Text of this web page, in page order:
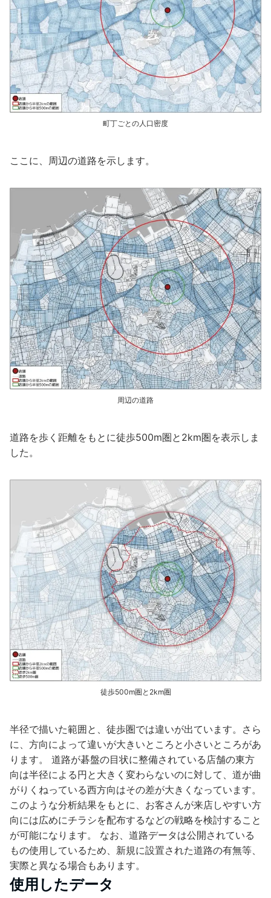
町丁ごとの人口密度
ここに、周辺の道路を示します。
周辺の道路
道路を歩く距離をもとに徒歩500m圏と2km圏を表示しま
した。
徒歩500m圏と2km圏
半径で描いた範囲と、徒歩圏では違いが出ています。さら
に、方向によって違いが大きいところと小さいところがあ
ります。 道路が碁盤の目状に整備されている店舗の東方
向は半径による円と大きく変わらないのに対して、道が曲
がりくねっている西方向はその差が大きくなっています。
このような分析結果をもとに、お客さんが来店しやすい方
向には広めにチラシを配布するなどの戦略を検討すること
が可能になります。 なお、道路データは公開されている
もの使用しているため、新規に設置された道路の有無等、
実際と異なる場合もあります。
使用したデータ